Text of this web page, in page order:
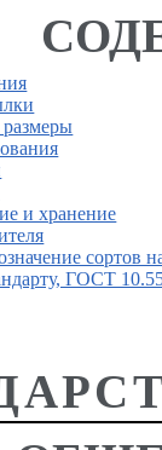
и хранение
сортов
ГОСТ